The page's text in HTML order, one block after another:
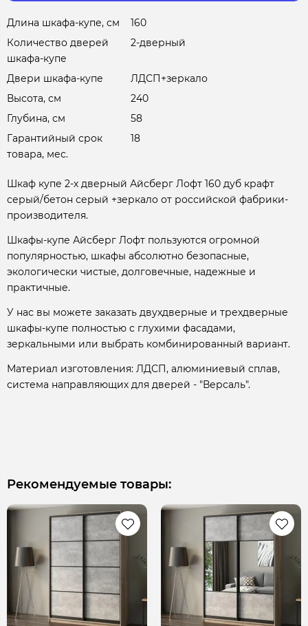
Длина шкафа-купе, см
160
Количество дверей
шкафа-купе
2-дверный
Двери шкафа-купе
ЛДСП+зеркало
Высота, см
240
Глубина, см
58
Гарантийный срок
товара, мес.
18
Шкаф купе 2-х дверный Айсберг Лофт 160 дуб крафт
серый/бетон серый +зеркало от российской фабрики-
производителя.
Шкафы-купе Айсберг Лофт пользуются огромной
популярностью, шкафы абсолютно безопасные,
экологически чистые, долговечные, надежные и
практичные.
У нас вы можете заказать двухдверные и трехдверные
шкафы-купе полностью с глухими фасадами,
зеркальными или выбрать комбинированный вариант.
Материал изготовления: ЛДСП, алюминиевый сплав,
система направляющих для дверей - "Версаль".
Рекомендуемые товары: